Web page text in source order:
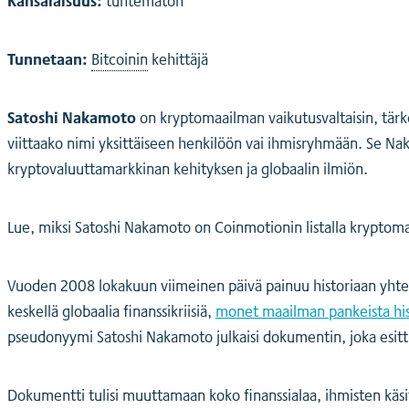
Tunnetaan: Bitcoinin kehittäjä
Satoshi Nakamotoon kryptomaailman vaikutusvaltaisin,
viittaako nimi yksittäiseen henkilöön vai ihmisryhmään. Se
kryptovaluuttamarkkinan kehityksen ja globaalin ilmiön.
Lue, miksi Satoshi Nakamoto on Coinmotionin listalla
Vuoden 2008 lokakuun viimeinen päivä painuu historiaan
keskellä globaalia finanssikriisiä, monet maailman pankeista
pseudonyymi Satoshi Nakamoto julkaisi dokumentin, joka
Dokumentti tulisi muuttamaan koko finanssialaa, ihmisten